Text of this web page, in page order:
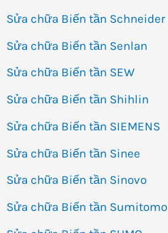
Sửa chữa Biến tần Schneider
Sửa chữa Biến tần Senlan
Sửa chữa Biến tần SEW
Sửa chữa Biến tần Shihlin
Sửa chữa Biến tần SIEMENS
Sửa chữa Biến tần Sinee
Sửa chữa Biến tần Sinovo
Sửa chữa Biến tần Sumitomo